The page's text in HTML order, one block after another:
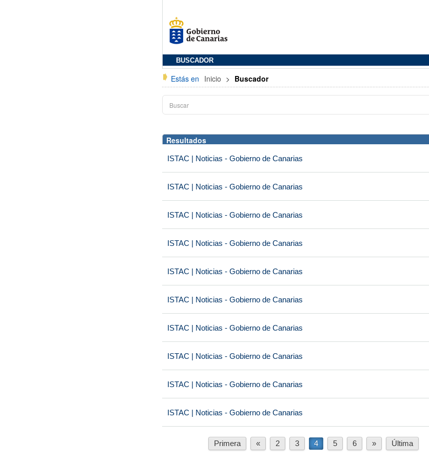
BUSCADOR
Estás en Inicio > Buscador
Resultados
ISTAC | Noticias - Gobierno de Canarias
ISTAC | Noticias - Gobierno de Canarias
ISTAC | Noticias - Gobierno de Canarias
ISTAC | Noticias - Gobierno de Canarias
ISTAC | Noticias - Gobierno de Canarias
ISTAC | Noticias - Gobierno de Canarias
ISTAC | Noticias - Gobierno de Canarias
ISTAC | Noticias - Gobierno de Canarias
ISTAC | Noticias - Gobierno de Canarias
ISTAC | Noticias - Gobierno de Canarias
Primera « 2 3 4 5 6 » Última